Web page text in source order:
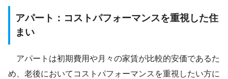
アパート：コストパフォーマンスを重視した住
まい
アパートは初期費用や月々の家賃が比較的安価であるた
め、老後においてコストパフォーマンスを重視したい方に